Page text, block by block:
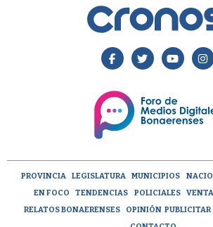
PROVINCIA LEGISLATURA MUNICIPIOS
EN FOCO
TENDENCIAS POLICIALES
RELATOS BONAERENSES
OPINIÓN PUBLICITAR